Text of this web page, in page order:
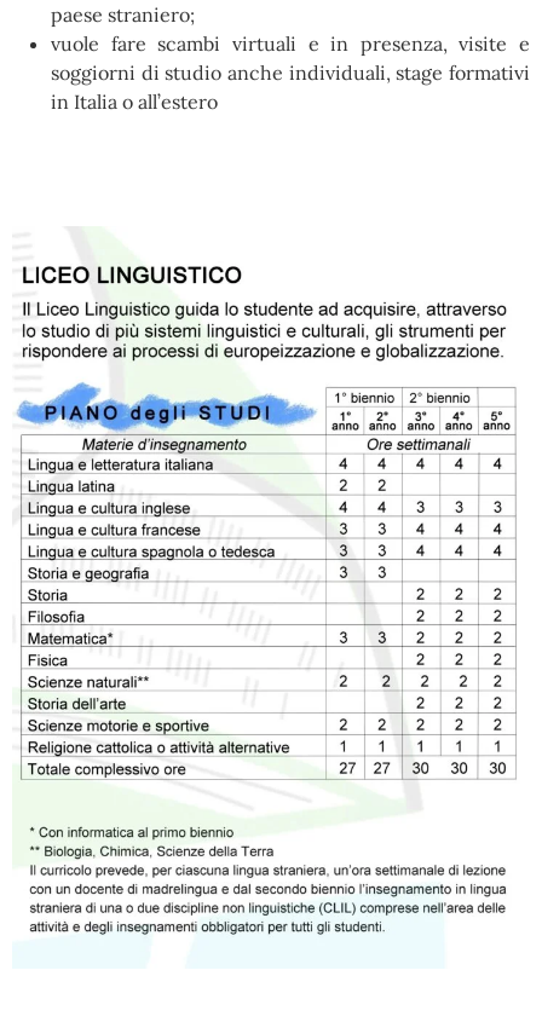
paese straniero;
vuole fare scambi virtuali e in presenza, visite e
soggiorni di studio anche individuali, stage formativi
in Italia o all’estero